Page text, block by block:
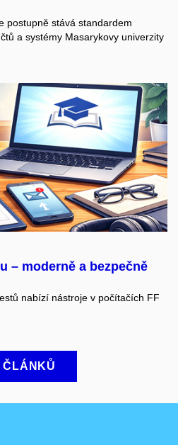
postupně stává standardem
a systémy Masarykovy univerzity
– moderně a bezpečně
nabízí nástroje v počítačích FF
ČLÁNKŮ